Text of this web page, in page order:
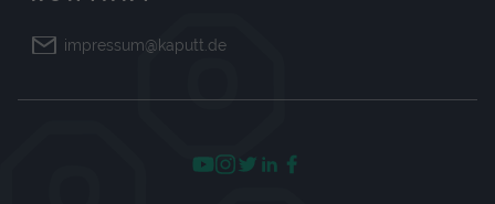
impressum@kaputt.de